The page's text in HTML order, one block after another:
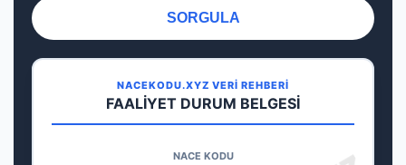
SORGULA
NACEKODU.XYZ VERİ REHBERİ
FAALİYET DURUM BELGESİ
NACE KODU